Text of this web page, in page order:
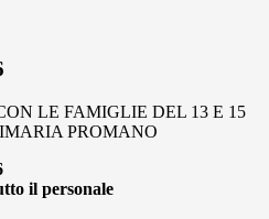
LE FAMIGLIE DEL 13 E 15
PROMANO
il personale